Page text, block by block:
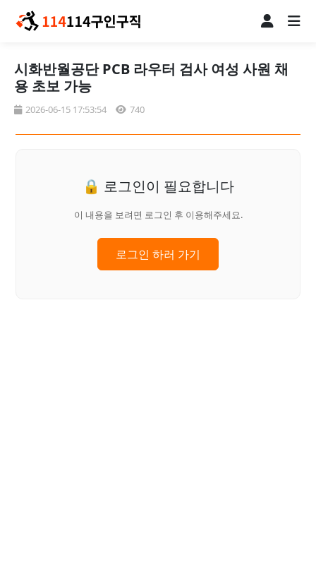
시화반월공단 PCB 라우터 검사 여성 사원 채
용 초보 가능
2026-06-15 17:53:54 740
🔒 로그인이 필요합니다
이 내용을 보려면 로그인 후 이용해주세요.
로그인 하러 가기